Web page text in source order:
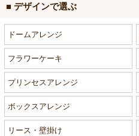
■ デザインで選ぶ
ドームアレンジ
フラワーケーキ
プリンセスアレンジ
ボックスアレンジ
リース・壁掛け